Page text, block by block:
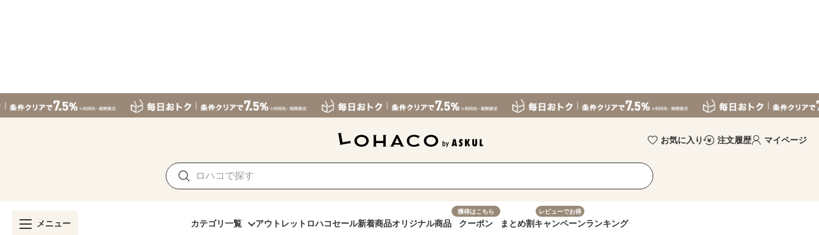
お気に入り 注文履歴 マイページ
メニュー カテゴリ一覧 アウトレット ロハコセール新着商品オリジナル商品
獲得はこちら
クーポン まとめ割
レビューでお得
キャンペーンランキング